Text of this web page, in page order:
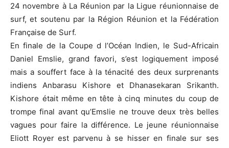
24 novembre à La Réunion par la Ligue réunionnaise de
surf, et soutenu par la Région Réunion et la Fédération
Française de Surf.
En finale de la Coupe d l’Océan Indien, le Sud-Africain
Daniel Emslie, grand favori, s’est logiquement imposé
mais a souffert face à la ténacité des deux surprenants
indiens Anbarasu Kishore et Dhanasekaran Srikanth.
Kishore était même en tête à cinq minutes du coup de
trompe final avant qu’Emslie ne trouve deux très belles
vagues pour faire la différence. Le jeune réunionnaise
Eliott Royer est parvenu à se hisser en finale sur ses